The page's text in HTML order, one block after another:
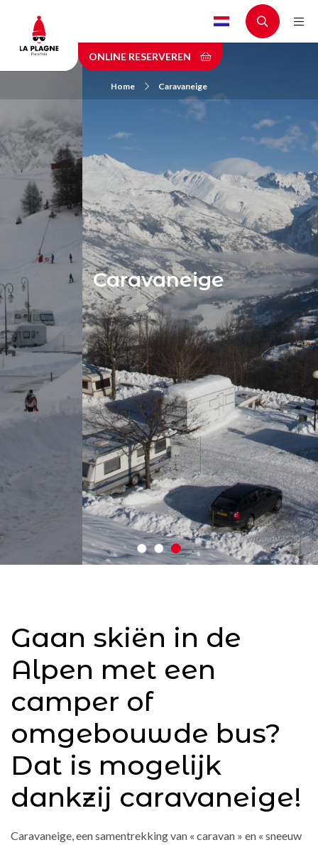
main
content
ONLINE RESERVEREN
Home Caravaneige
Caravaneige
Gaan skiën in de
Alpen met een
camper of
omgebouwde bus?
Dat is mogelijk
dankzij caravaneige!
Caravaneige, een samentrekking van « caravan » en « sneeuw